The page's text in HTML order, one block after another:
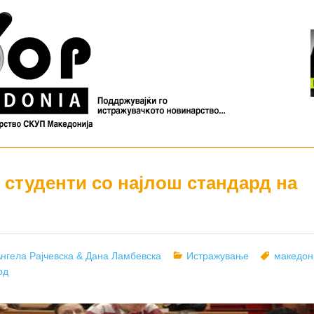
со најлош стандард на
Рајчевска & Дана Ламбевска Categories
Истражување Tags